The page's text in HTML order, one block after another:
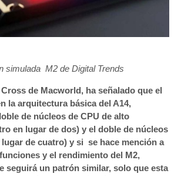
simulada M2 de Digital Trends
de Macworld, ha señalado que el
la arquitectura básica del A14,
de núcleos de CPU de alto
en lugar de dos) y el doble de núcleos
de cuatro) y si se hace mención a
y el rendimiento del M2,
seguirá un patrón similar, solo que esta